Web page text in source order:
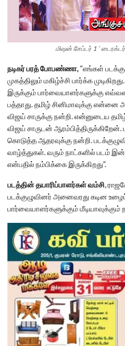
மிஷன் சேப்டர் 1 ‘
நடிகர் பரத் போபண்ணா, “எங்கள்
முகத்திலும் மகிழ்ச்சி பார்க்க
இருக்கும் பார்வையாளர்களுக்கு
பத்தாது. தமிழ் சினிமாவுக்கு என்னை
விஜய் சாருக்கு நன்றி. என்னுடைய
விஜய் சாருடன் ஆரம்பித்திருக்கிறேன்.
கொடுத்த ஆதரவுக்கு நன்றி.
வாழ்த்துகள். வரும் நாட்களில் படம்
என்பதில் நம்பிக்கை இருக்கிறது”.
படத்தின் தயாரிப்பாளர்கள் வம்சி,
படக்குழுவினர் அனைவரது கடின
பார்வையாளர்களுக்கும் மீடியாவுக்கும்